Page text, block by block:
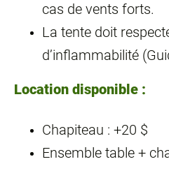
cas de vents forts.
La tente doit
d’inflammabilité
Location disponible :
Chapiteau : +20 $
Ensemble table +